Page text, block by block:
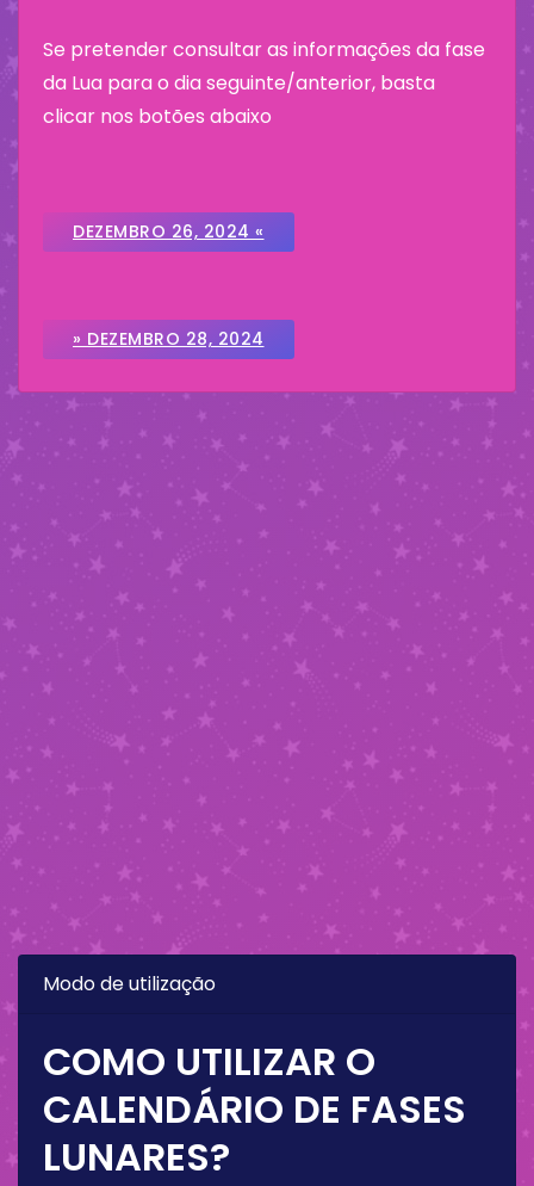
Se pretender consultar as informações da fase
da Lua para o dia seguinte/anterior, basta
clicar nos botões abaixo
DEZEMBRO 26, 2024 «
» DEZEMBRO 28, 2024
Modo de utilização
COMO UTILIZAR O
CALENDÁRIO DE FASES
LUNARES?